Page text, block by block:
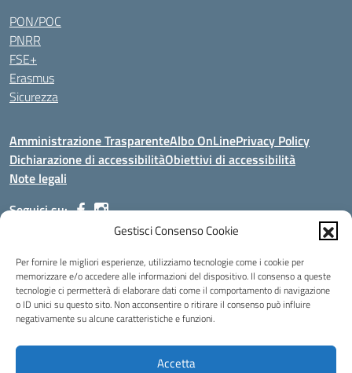
Gestisci Consenso Cookie
Per fornire le migliori esperienze, utilizziamo tecnologie come i cookie per
memorizzare e/o accedere alle informazioni del dispositivo. Il consenso a queste
tecnologie ci permetterà di elaborare dati come il comportamento di navigazione
o ID unici su questo sito. Non acconsentire o ritirare il consenso può influire
negativamente su alcune caratteristiche e funzioni.
Accetta
PON/POC
PNRR
FSE+
Erasmus
Sicurezza
Amministrazione TrasparenteAlbo OnLinePrivacy Policy
Dichiarazione di accessibilitàObiettivi di accessibilità
Note legali
Seguici su:
Indirizzo:Via Malagrida, 3 - 22017 Menaggio (CO)
Centralino:+39 0344.32.539 Email:cois00100g@istruzione.it
Posta elettronica certificata (PEC):cois00100g@pec.istruzione.it
Codice fiscale: 84004690131
Codice Indice delle Pubbliche Amministrazioni (IPA): istsc_cois00100g